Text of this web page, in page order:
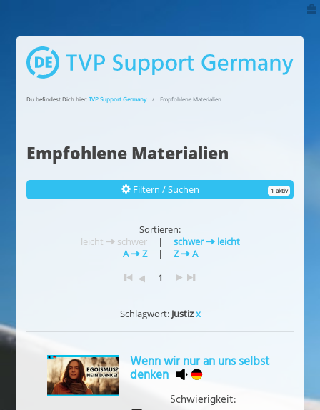
Du befindest Dich hier:TVP Support Germany Empfohlene Materialien
Empfohlene Materialien
Filtern / Suchen 1 aktiv
Sortieren:
leicht
schwer | schwer
leicht
A
Z | Z
A
1
Schlagwort: Justizx
Wenn wir nur an uns selbst
denken
Schwierigkeit: